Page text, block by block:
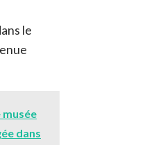
le
musée
dans